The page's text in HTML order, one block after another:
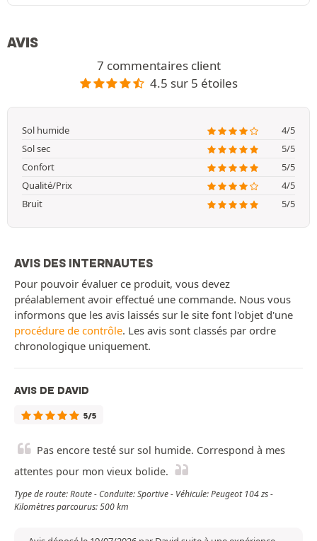
AVIS
7 commentaires client
4.5 sur 5 étoiles
Sol humide
4/5
Sol sec
5/5
Confort
5/5
Qualité/Prix
4/5
Bruit
5/5
AVIS DES INTERNAUTES
Pour pouvoir évaluer ce produit, vous devez
préalablement avoir effectué une commande. Nous vous
informons que les avis laissés sur le site font l'objet d'une
procédure de contrôle. Les avis sont classés par ordre
chronologique uniquement.
AVIS DE DAVID
5/5
Pas encore testé sur sol humide. Correspond à mes
attentes pour mon vieux bolide.
Type de route: Route - Conduite: Sportive - Véhicule: Peugeot 104 zs -
Kilomètres parcourus: 500 km